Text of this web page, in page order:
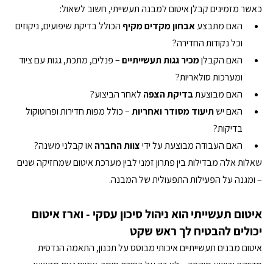
כאשר מזמינים קבלן איטום למבנה תעשייתי, חשוב לשאול:
האם מתבצע אבחון מקדים מקיף הכולל בדיקת שיפועים, ניקוזים
וכל נקודות החדירה?
האם הקבלן מכיר גגות תעשייתיים – פנלים, מתכת, גגות עם ציוד
ומערכות סולאריות?
האם מבוצעת בדיקת הצפה לאחר הביצוע?
האם יש תיעוד מסודר ואחריות – כולל מפות חדירות ופרוטוקול
בדיקות?
האם העבודה מבוצעת על ידי צוות החברה או קבלני משנה?
שאלות אלה מבדילות בין פתרון זמני לבין מערכת איטום שמחזיקה שנים
– ומגנה על הפעילות התפעולית של המבנה.
איטום תעשייתי הוא ניהול סיכון עסקי - וארז איטום
יכולים להבטיח לך ראש שקט
איטום מבנים תעשייתיים איכותי מבוסס על תכנון, התאמה הנדסית